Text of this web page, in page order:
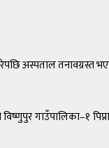
अस्पताल तनावग्रस्त
गाउँपालिका–१